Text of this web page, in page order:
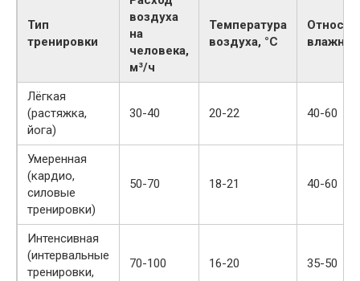
Тип
тренировки
воздуха
на
человека,
м³/ч
Температура
воздуха, °C
Лёгкая
(растяжка,
йога)
30-40 20-22 40-60
Умеренная
(кардио,
силовые
тренировки)
50-70 18-21 40-60
Интенсивная
(интервальные
тренировки,
70-100 16-20 35-50